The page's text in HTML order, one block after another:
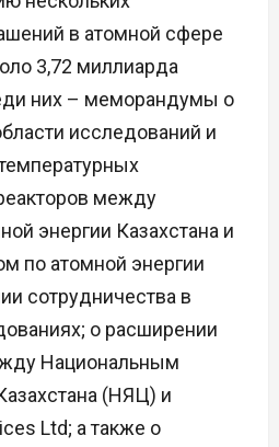
в атомной сфере
3,72 миллиарда
них – меморандумы о
исследований и
между
энергии Казахстана и
по атомной энергии
сотрудничества в
о расширении
Национальным
(НЯЦ) и
Ltd; а также о